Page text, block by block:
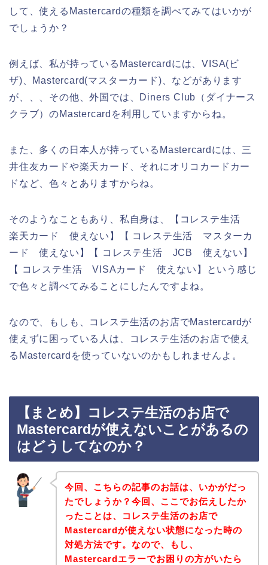
して、使えるMastercardの種類を調べてみてはいかが
でしょうか？
例えば、私が持っているMastercardには、VISA(ビ
ザ)、Mastercard(マスターカード)、などがあります
が、、、その他、外国では、Diners Club（ダイナース
クラブ）のMastercardを利用していますからね。
また、多くの日本人が持っているMastercardには、三
井住友カードや楽天カード、それにオリコカードカー
ドなど、色々とありますからね。
そのようなこともあり、私自身は、【コレステ生活
楽天カード 使えない】【 コレステ生活 マスターカ
ード 使えない】【 コレステ生活 JCB 使えない】
【 コレステ生活 VISAカード 使えない】という感じ
で色々と調べてみることにしたんですよね。
なので、もしも、コレステ生活のお店でMastercardが
使えずに困っている人は、コレステ生活のお店で使え
るMastercardを使っていないのかもしれませんよ。
【まとめ】コレステ生活のお店で
Mastercardが使えないことがあるの
はどうしてなのか？
今回、こちらの記事のお話は、いかがだっ
たでしょうか？今回、ここでお伝えしたか
ったことは、コレステ生活のお店で
Mastercardが使えない状態になった時の
対処方法です。なので、もし、
Mastercardエラーでお困りの方がいたら